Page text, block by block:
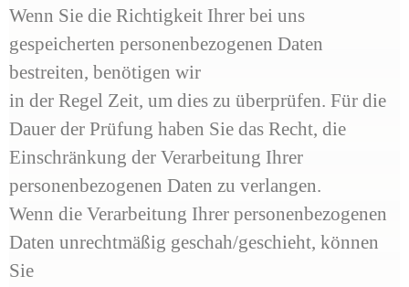
Wenn Sie die Richtigkeit Ihrer bei uns
gespeicherten personenbezogenen Daten
bestreiten, benötigen wir
in der Regel Zeit, um dies zu überprüfen. Für die
Dauer der Prüfung haben Sie das Recht, die
Einschränkung der Verarbeitung Ihrer
personenbezogenen Daten zu verlangen.
Wenn die Verarbeitung Ihrer personenbezogenen
Daten unrechtmäßig geschah/geschieht, können
Sie